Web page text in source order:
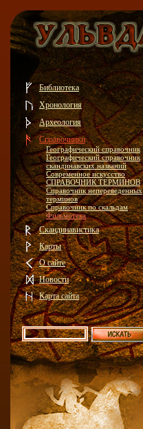
Библиотека
Хронология
Археология
Справочники
Географический справочник
Географический справочник
скандинавских названий
Современное искусство
СПРАВОЧНИК ТЕРМИНОВ
Справочник непереведенных
терминов
Справочник по скальдам
Фильмотека
Скандинавистика
Карты
О сайте
Новости
Карта сайта